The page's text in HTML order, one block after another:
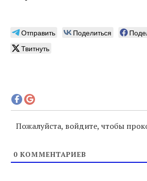
Отправить Поделиться
Твитнуть
Пожалуйста, войдите, чтобы
0 КОММЕНТАРИЕВ